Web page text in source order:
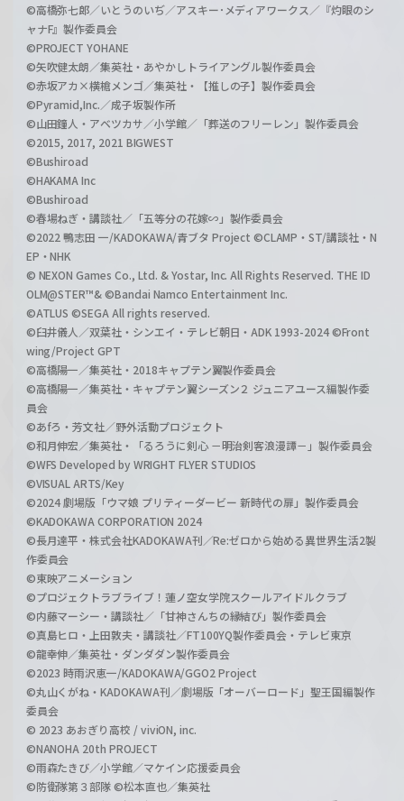
©高橋弥七郎／いとうのいぢ／アスキー･メディアワークス／『灼眼のシ
ャナF』製作委員会
©PROJECT YOHANE
©矢吹健太朗／集英社・あやかしトライアングル製作委員会
©赤坂アカ×横槍メンゴ／集英社・【推しの子】製作委員会
©Pyramid,Inc.／成子坂製作所
©山田鐘人・アベツカサ／小学館／「葬送のフリーレン」製作委員会
©2015, 2017, 2021 BIGWEST
©Bushiroad
©HAKAMA Inc
©Bushiroad
©春場ねぎ・講談社／「五等分の花嫁∽」製作委員会
©2022 鴨志田 一/KADOKAWA/青ブタ Project ©CLAMP・ST/講談社・N
EP・NHK
© NEXON Games Co., Ltd. & Yostar, Inc. All Rights Reserved. THE ID
OLM@STER™& ©Bandai Namco Entertainment Inc.
©ATLUS ©SEGA All rights reserved.
©臼井儀人／双葉社・シンエイ・テレビ朝日・ADK 1993-2024 ©Front
wing/Project GPT
©高橋陽一／集英社・2018キャプテン翼製作委員会
©高橋陽一／集英社・キャプテン翼シーズン２ ジュニアユース編製作委
員会
©あfろ・芳文社／野外活動プロジェクト
©和月伸宏／集英社・「るろうに剣心 －明治剣客浪漫譚－」製作委員会
©WFS Developed by WRIGHT FLYER STUDIOS
©VISUAL ARTS/Key
©2024 劇場版「ウマ娘 プリティーダービー 新時代の扉」製作委員会
©KADOKAWA CORPORATION 2024
©長月達平・株式会社KADOKAWA刊／Re:ゼロから始める異世界生活2製
作委員会
©東映アニメーション
©プロジェクトラブライブ！蓮ノ空女学院スクールアイドルクラブ
©内藤マーシー・講談社／「甘神さんちの縁結び」製作委員会
©真島ヒロ・上田敦夫・講談社／FT100YQ製作委員会・テレビ東京
©龍幸伸／集英社・ダンダダン製作委員会
©2023 時雨沢恵一/KADOKAWA/GGO2 Project
©丸山くがね・KADOKAWA刊／劇場版「オーバーロード」聖王国編製作
委員会
© 2023 あおぎり高校 / viviON, inc.
©NANOHA 20th PROJECT
©雨森たきび／小学館／マケイン応援委員会
©防衛隊第３部隊 ©松本直也／集英社